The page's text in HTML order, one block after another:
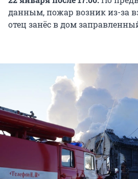
данным, пожар возник из-за
отец занёс в дом